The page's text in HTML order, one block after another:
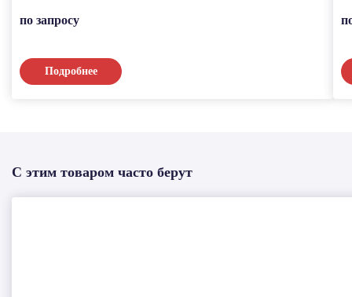
по запросу
Подробнее
С этим товаром часто берут